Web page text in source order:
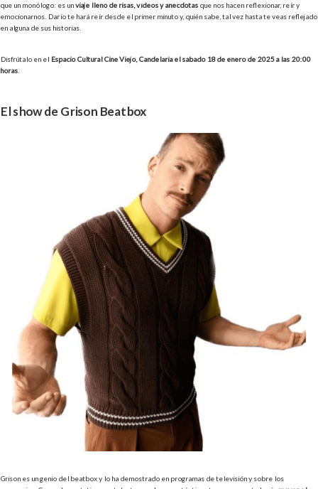
que un monólogo: es unviaje lleno de risas, vídeos y anécdotas que nos hacen reflexionar, reír y
emocionarnos. Darío te hará reír desde el primer minuto y, quién sabe, tal vez hasta te veas reflejado
en alguna de sus historias.
Disfrútalo en el Espacio Cultural Cine Viejo, Candelaria el sábado 18 de enero de 2025 a las 20:00
horas
El show de Grison Beatbox
Grison es un genio del beatbox y lo ha demostrado en programas de televisión y sobre los